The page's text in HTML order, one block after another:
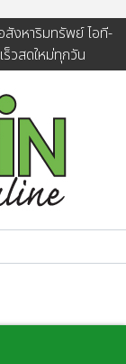
งหาริมทรัพย์ ไอที-
วสดใหม่ทุกวัน